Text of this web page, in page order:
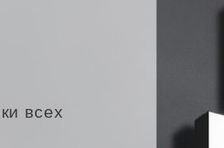
всех